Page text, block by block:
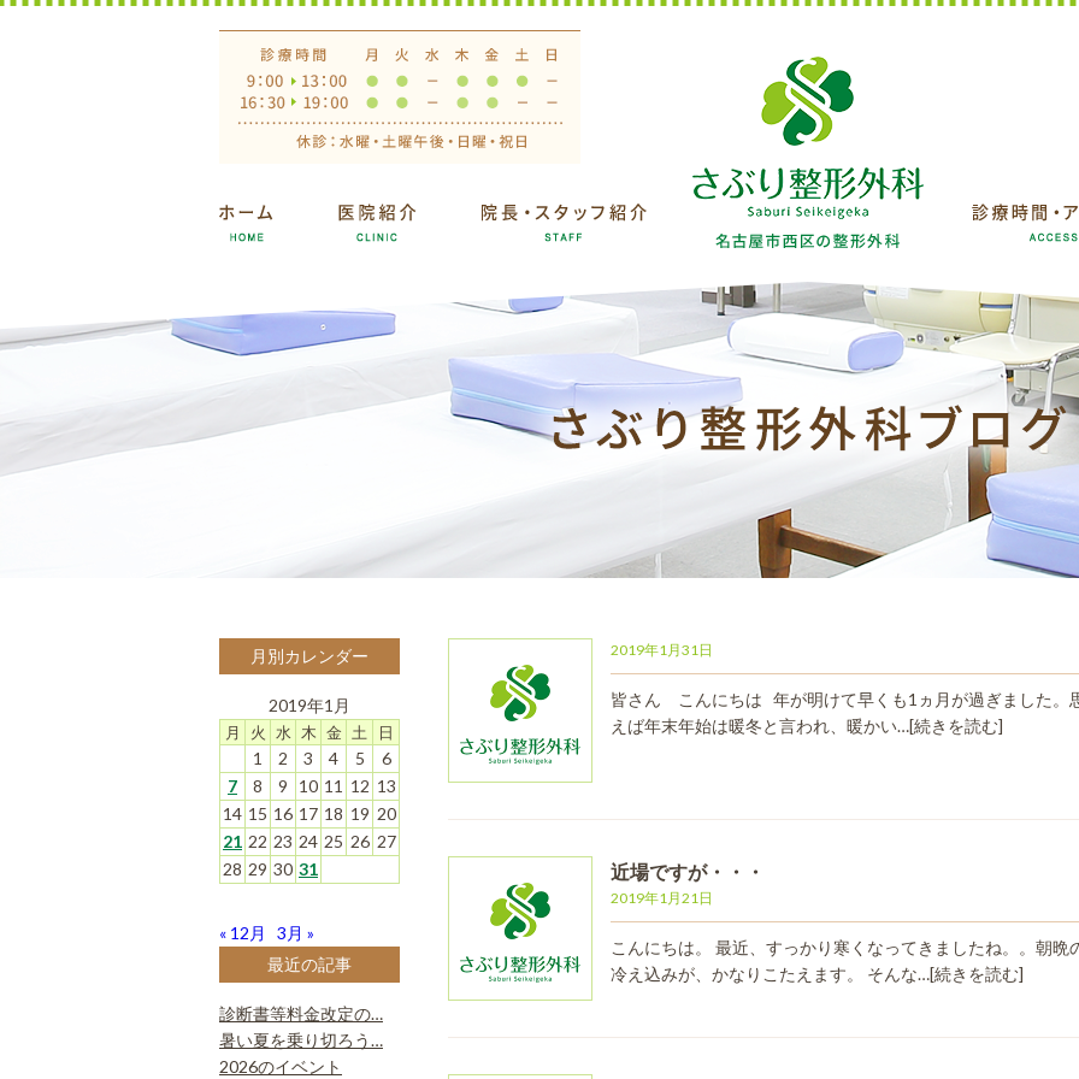
2019年1月31日
皆さん こんにちは 年が明けて早くも1ヵ月が過ぎました。
えば年末年始は暖冬と言われ、暖かい…[続きを読む]
近場ですが・・・
2019年1月21日
こんにちは。 最近、すっかり寒くなってきましたね。。朝晩
冷え込みが、かなりこたえます。 そんな…[続きを読む]
月別カレンダー
2019年1月
月 火 水 木 金 土 日
1 2 3 4 5
6
7
8 9 10 11 12 13
14 15 16 17 18 19 20
21 22 23 24 25 26 27
28 29 30 31
« 12月
3月 »
最近の記事
診断書等料金改定の…
暑い夏を乗り切ろう…
2026のイベント